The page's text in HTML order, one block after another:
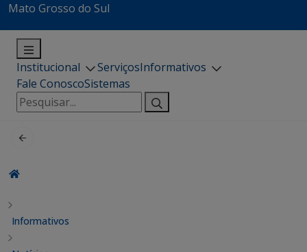
Mato Grosso do Sul
Institucional ServiçosInformativos
Fale ConoscoSistemas
Pesquisar
por:
Informativos